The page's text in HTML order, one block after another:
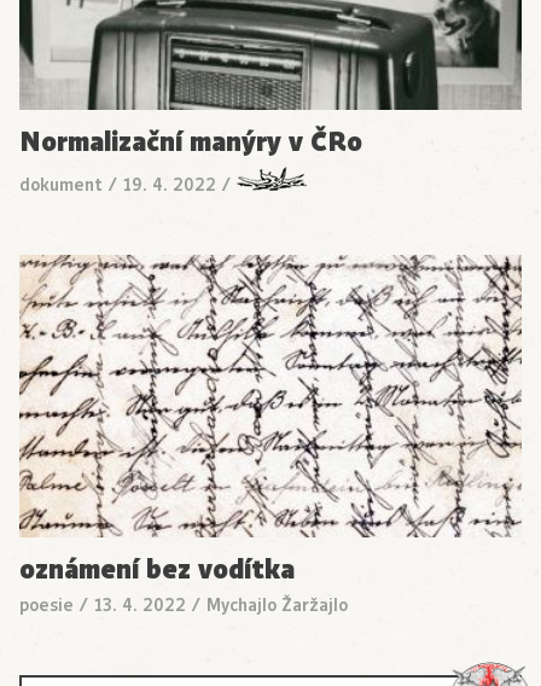
Normalizační manýry v ČRo
dokument / 19. 4. 2022 /
oznámení bez vodítka
poesie / 13. 4. 2022 / Mychajlo Žaržajlo